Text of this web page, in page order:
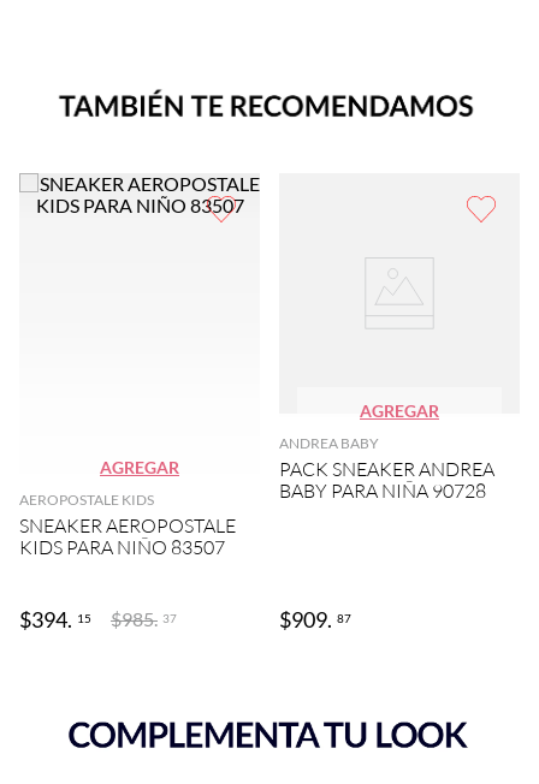
AGREGAR
AEROPOSTALE KIDS
SNEAKER AEROPOSTALE
KIDS PARA NIÑO 83507
$394. 15 $985. 37
AGREGAR
ANDREA BABY
PACK SNEAKER ANDREA
BABY PARA NIÑA 90728
$909. 87